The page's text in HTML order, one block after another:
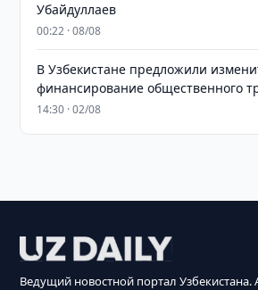
Убайдуллаев
00:22 · 08/08
В Узбекистане предложили
финансирование общественного
14:30 · 02/08
Ведущий новостной портал Узбекистана.